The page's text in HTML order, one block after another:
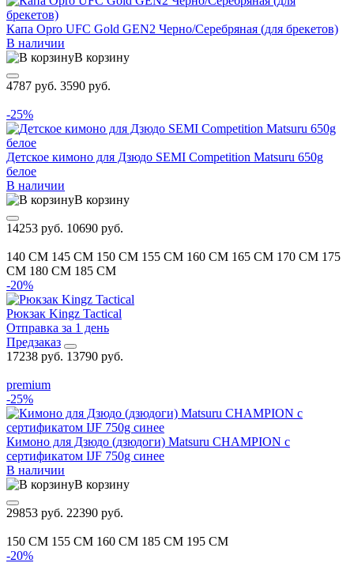
Капа Opro UFC Gold GEN2 Черно/Серебряная (для брекетов)
В наличии
В корзину
4787 руб. 3590 руб.
-25%
Детское кимоно для Дзюдо SEMI Competition Matsuru 650g
белое
В наличии
В корзину
14253 руб. 10690 руб.
140 CM 145 CM 150 CM 155 CM 160 CM 165 CM 170 CM 175
CM 180 CM 185 CM
-20%
Рюкзак Kingz Tactical
Отправка за 1 день
Предзаказ
17238 руб. 13790 руб.
premium
-25%
Кимоно для Дзюдо (дзюдоги) Matsuru CHAMPION с
сертификатом IJF 750g синее
В наличии
В корзину
29853 руб. 22390 руб.
150 CM 155 CM 160 CM 185 CM 195 CM
-20%